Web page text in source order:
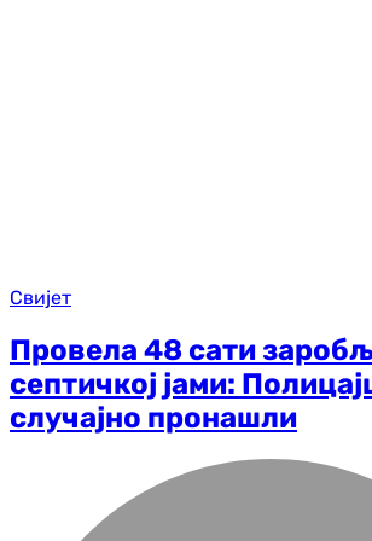
Свијет
Провела 48 сати
септичкој јами:
случајно пронашли